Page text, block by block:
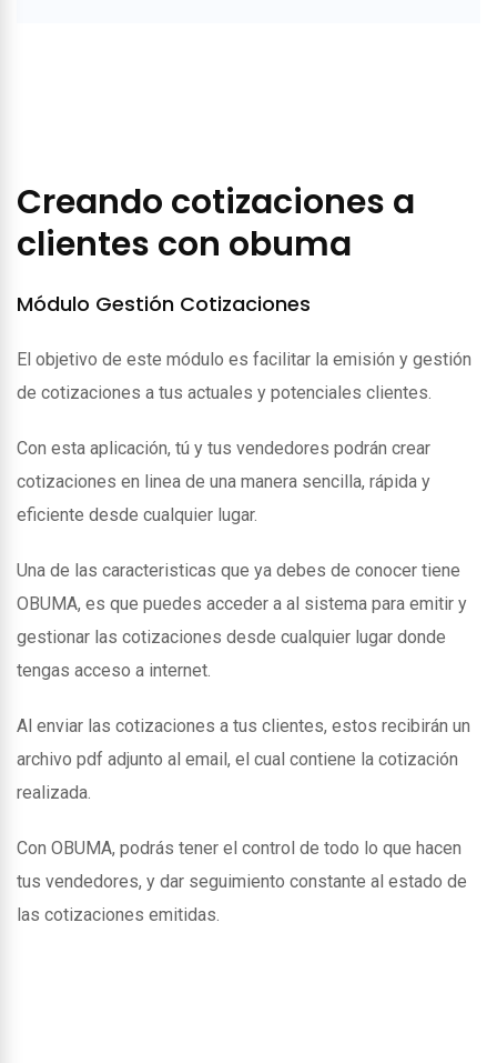
Creando cotizaciones a
clientes con obuma
Módulo Gestión Cotizaciones
El objetivo de este módulo es facilitar la emisión y gestión
de cotizaciones a tus actuales y potenciales clientes.
Con esta aplicación, tú y tus vendedores podrán crear
cotizaciones en linea de una manera sencilla, rápida y
eficiente desde cualquier lugar.
Una de las caracteristicas que ya debes de conocer tiene
OBUMA, es que puedes acceder a al sistema para emitir y
gestionar las cotizaciones desde cualquier lugar donde
tengas acceso a internet.
Al enviar las cotizaciones a tus clientes, estos recibirán un
archivo pdf adjunto al email, el cual contiene la cotización
realizada.
Con OBUMA, podrás tener el control de todo lo que hacen
tus vendedores, y dar seguimiento constante al estado de
las cotizaciones emitidas.